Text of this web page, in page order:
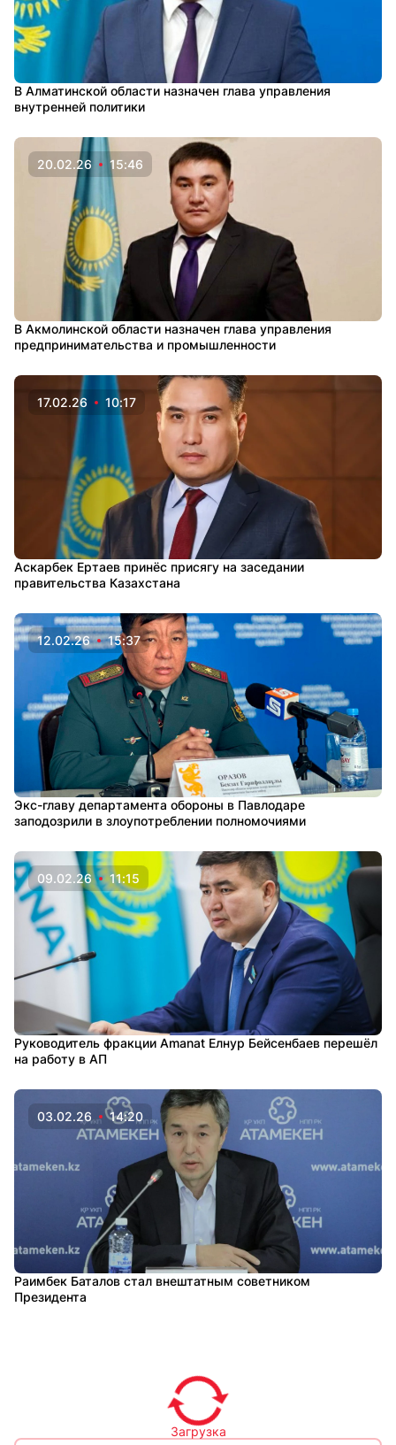
В Алматинской области назначен глава управления
внутренней политики
20.02.26 15:46
В Акмолинской области назначен глава управления
предпринимательства и промышленности
17.02.26 10:17
Аскарбек Ертаев принёс присягу на заседании
правительства Казахстана
12.02.26 15:37
Экс-главу департамента обороны в Павлодаре
заподозрили в злоупотреблении полномочиями
09.02.26 11:15
Руководитель фракции Amanat Елнур Бейсенбаев перешёл
на работу в АП
03.02.26 14:20
Раимбек Баталов стал внештатным советником
Президента
Загрузка